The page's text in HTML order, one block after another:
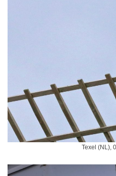
Texel (NL),